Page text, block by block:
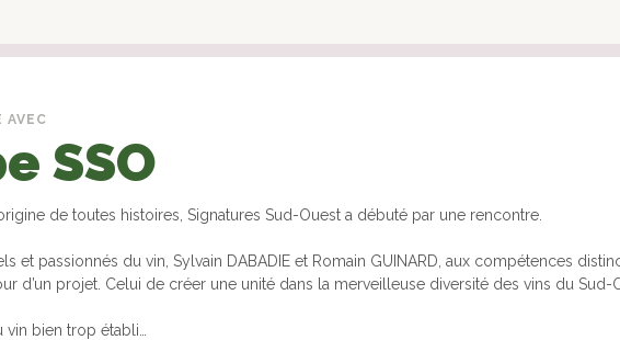
AVEC
SSO
de toutes histoires, Signatures Sud-Ouest a débuté par une rencontre.
et passionnés du vin, Sylvain DABADIE et Romain GUINARD, aux compétences
d’un projet. Celui de créer une unité dans la merveilleuse diversité des vins du Sud-
bien trop établi…